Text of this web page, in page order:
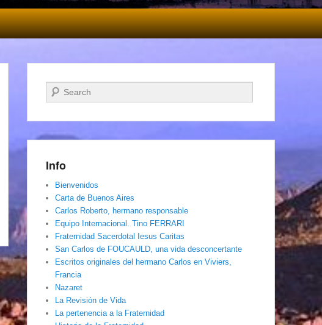
Buscar
Info
Bienvenidos
Carta de Buenos Aires
Carlos Roberto, hermano responsable
Equipo Internacional. Tino FERRARI
Fraternidad Sacerdotal Iesus Caritas
San Carlos de FOUCAULD, una vida desconcertante
Escritos originales del hermano Carlos en Viviers,
Francia
Nazaret
La Revisión de Vida
La pertenencia a la Fraternidad